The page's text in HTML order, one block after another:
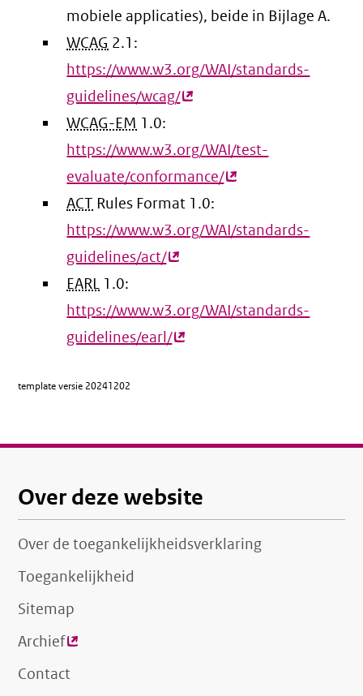
mobiele applicaties), beide in Bijlage A.
WCAG 2.1:
https://www.w3.org/WAI/standards-
guidelines/wcag/(externe
WCAG-EM 1.0:
https://www.w3.org/WAI/test-
evaluate/conformance/(externe
ACT Rules Format 1.0:
https://www.w3.org/WAI/standards-
guidelines/act/(externe
EARL 1.0:
https://www.w3.org/WAI/standards-
guidelines/earl/(externe
template versie 20241202
Over deze website
Over de toegankelijkheidsverklaring
Toegankelijkheid
Sitemap
Archief(externe
link)
Contact